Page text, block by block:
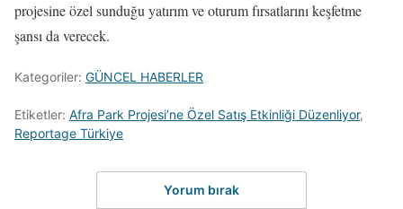
projesine özel sunduğu yatırım ve oturum fırsatlarını keşfetme
şansı da verecek.
Kategoriler: GÜNCEL HABERLER
Etiketler: Afra Park Projesi’ne Özel Satış Etkinliği Düzenliyor,
Reportage Türkiye
Yorum bırak